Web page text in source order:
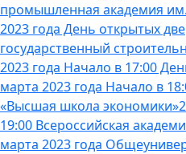
промышленная академия им.
2023 года День открытых
государственный
2023 года Начало в 17:00
марта 2023 года Начало в
«Высшая школа экономики»
19:00 Всероссийская
марта 2023 года